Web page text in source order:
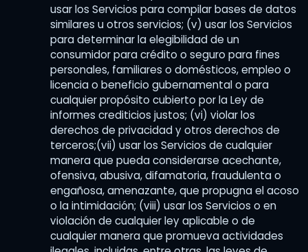
usar los Servicios para compilar bases de datos
similares u otros servicios; (v) usar los Servicios
para determinar la elegibilidad de un
consumidor para crédito o seguro para fines
personales, familiares o domésticos, empleo o
licencia o beneficio gubernamental o para
cualquier propósito cubierto por la Ley de
informes crediticios justos; (vi) violar los
derechos de privacidad y otros derechos de
terceros;(vii) usar los Servicios de cualquier
manera que pueda considerarse acechante,
ofensiva, abusiva, difamatoria, fraudulenta o
engañosa, amenazante, que propugna el acoso
o la intimidación; (viii) usar los Servicios o en
violación de cualquier ley aplicable o de
cualquier manera que promueva actividades